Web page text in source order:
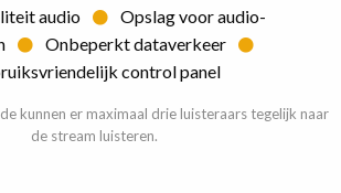
audio
Opslag voor audio-
Onbeperkt dataverkeer
control panel
kunnen er maximaal drie luisteraars tegelijk naar
de stream luisteren.